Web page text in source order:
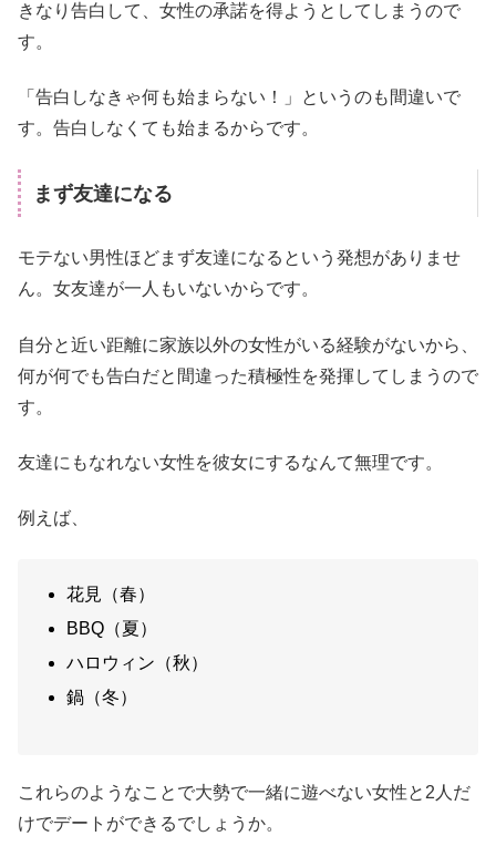
きなり告白して、女性の承諾を得ようとしてしまうので
す。
「告白しなきゃ何も始まらない！」というのも間違いで
す。告白しなくても始まるからです。
まず友達になる
モテない男性ほどまず友達になるという発想がありませ
ん。女友達が一人もいないからです。
自分と近い距離に家族以外の女性がいる経験がないから、
何が何でも告白だと間違った積極性を発揮してしまうので
す。
友達にもなれない女性を彼女にするなんて無理です。
例えば、
花見（春）
BBQ（夏）
ハロウィン（秋）
鍋（冬）
これらのようなことで大勢で一緒に遊べない女性と2人だ
けでデートができるでしょうか。